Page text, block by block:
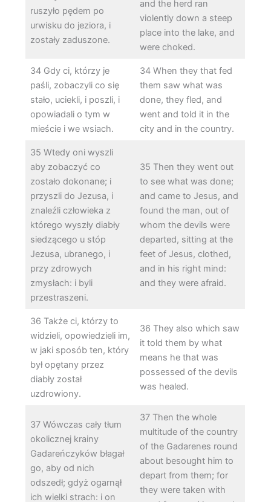
ruszyło pędem po
urwisku do jeziora, i
zostały zaduszone.
and the herd ran
violently down a steep
place into the lake, and
were choked.
34 Gdy ci, którzy je
paśli, zobaczyli co się
stało, uciekli, i poszli, i
opowiadali o tym w
mieście i we wsiach.
34 When they that fed
them saw what was
done, they fled, and
went and told it in the
city and in the country.
35 Wtedy oni wyszli
aby zobaczyć co
zostało dokonane; i
przyszli do Jezusa, i
znaleźli człowieka z
którego wyszły diabły
siedzącego u stóp
Jezusa, ubranego, i
przy zdrowych
zmysłach: i byli
przestraszeni.
35 Then they went out
to see what was done;
and came to Jesus, and
found the man, out of
whom the devils were
departed, sitting at the
feet of Jesus, clothed,
and in his right mind:
and they were afraid.
36 Także ci, którzy to
widzieli, opowiedzieli im,
w jaki sposób ten, który
był opętany przez
diabły został
uzdrowiony.
36 They also which saw
it told them by what
means he that was
possessed of the devils
was healed.
37 Wówczas cały tłum
okolicznej krainy
Gadareńczyków błagał
go, aby od nich
odszedł; gdyż ogarnął
ich wielki strach: i on
37 Then the whole
multitude of the country
of the Gadarenes round
about besought him to
depart from them; for
they were taken with